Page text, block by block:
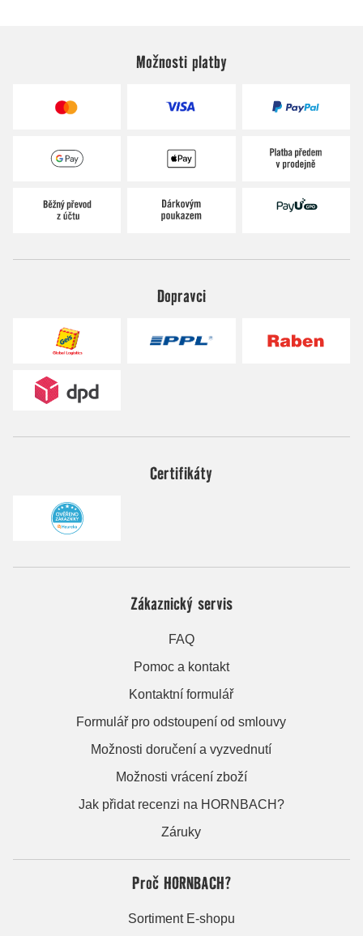
Možnosti platby
Dopravci
Certifikáty
Zákaznický servis
FAQ
Pomoc a kontakt
Kontaktní formulář
Formulář pro odstoupení od smlouvy
Možnosti doručení a vyzvednutí
Možnosti vrácení zboží
Jak přidat recenzi na HORNBACH?
Záruky
Proč HORNBACH?
Sortiment E-shopu